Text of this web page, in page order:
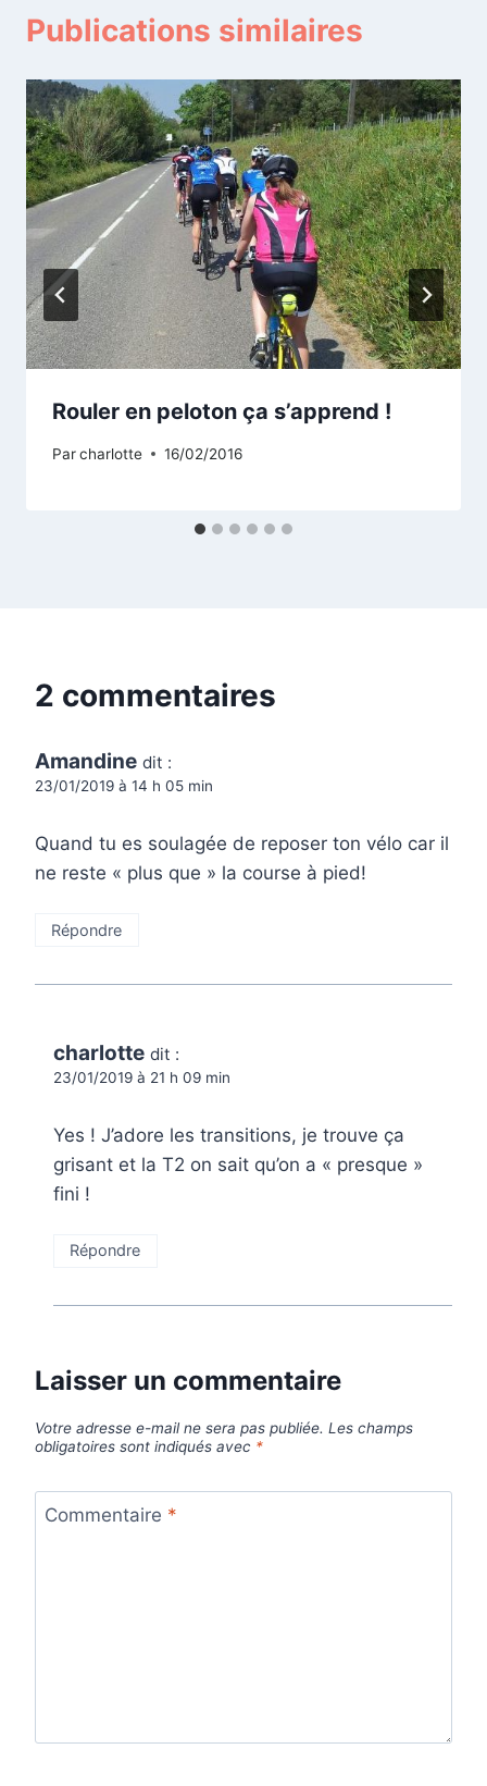
Publications similaires
Rouler en peloton ça s’apprend !
Parcharlotte 16/02/2016
2 commentaires
Amandine dit :
23/01/2019 à 14 h 05 min
Quand tu es soulagée de reposer ton vélo car il
ne reste « plus que » la course à pied!
Répondre
charlotte dit :
23/01/2019 à 21 h 09 min
Yes ! J’adore les transitions, je trouve ça
grisant et la T2 on sait qu’on a « presque »
fini !
Répondre
Laisser un commentaire
Votre adresse e-mail ne sera pas publiée. Les champs
obligatoires sont indiqués avec *
Commentaire *